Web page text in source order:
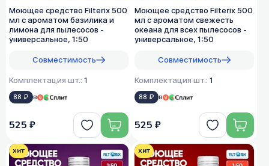
Моющее средство Filterix 500
мл с ароматом базилика и
лимона для пылесосов -
универсальное, 1:50
Совместимость
Комплектация шт.: 1
88 ₽ в
525 ₽
Моющее средство Filterix 500
мл с ароматом свежесть
океана для всех пылеcосов -
универсальное, 1:50
Совместимость
Комплектация шт.: 1
88 ₽ в
525 ₽
хит хит